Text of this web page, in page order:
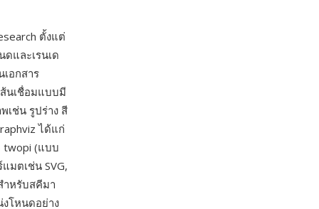
ตั้งแต่
และเรนเด
อกสาร
นเชื่อมแบบมี
ช่น รูปร่าง สี
ได้แก่
twopi (แบบ
มตเช่น SVG,
ำหรับสคีมา
โหนดอย่าง